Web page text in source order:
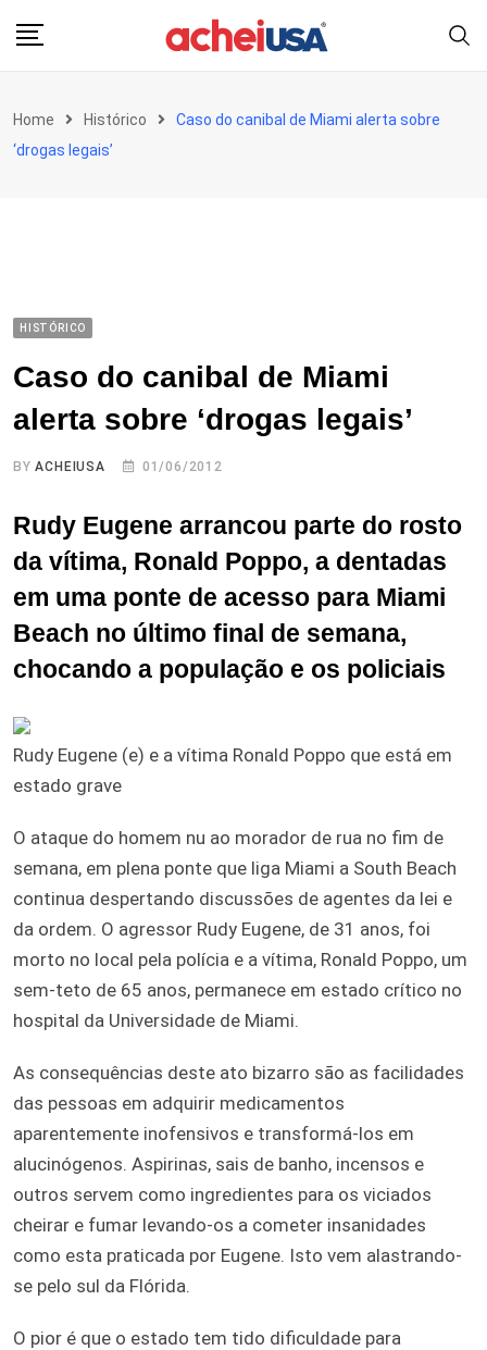
Home Histórico
Caso do canibal de Miami alerta sobre
‘drogas legais’
HISTÓRICO
Caso do canibal de Miami
alerta sobre ‘drogas legais’
BYACHEIUSA 01/06/2012
Rudy Eugene arrancou parte do rosto
da vítima, Ronald Poppo, a dentadas
em uma ponte de acesso para Miami
Beach no último final de semana,
chocando a população e os policiais
Rudy Eugene (e) e a vítima Ronald Poppo que está em
estado grave
O ataque do homem nu ao morador de rua no fim de
semana, em plena ponte que liga Miami a South Beach
continua despertando discussões de agentes da lei e
da ordem. O agressor Rudy Eugene, de 31 anos, foi
morto no local pela polícia e a vítima, Ronald Poppo, um
sem-teto de 65 anos, permanece em estado crítico no
hospital da Universidade de Miami.
As consequências deste ato bizarro são as facilidades
das pessoas em adquirir medicamentos
aparentemente inofensivos e transformá-los em
alucinógenos. Aspirinas, sais de banho, incensos e
outros servem como ingredientes para os viciados
cheirar e fumar levando-os a cometer insanidades
como esta praticada por Eugene. Isto vem alastrando-
se pelo sul da Flórida.
O pior é que o estado tem tido dificuldade para